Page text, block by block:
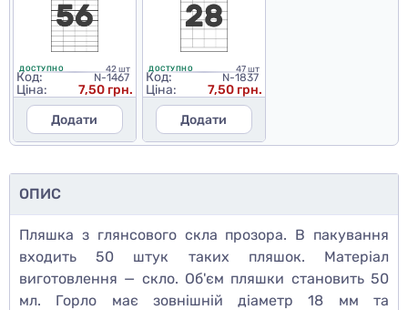
ДОСТУПНО 42 шт
Код: N-1467
Ціна:
7,50 грн.
Додати
ДОСТУПНО 47 шт
Код: N-1837
Ціна:
7,50 грн.
Додати
ОПИС
Пляшка з глянсового скла прозора. В пакування
входить 50 штук таких пляшок. Матеріал
виготовлення — скло. Об'єм пляшки становить 50
мл. Горло має зовнішній діаметр 18 мм та